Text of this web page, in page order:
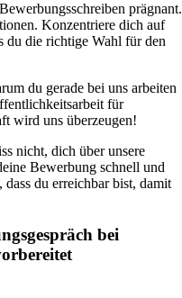
prägnant.
Konzentriere dich auf
du die richtige Wahl für den
du gerade bei uns arbeiten
für
wird uns überzeugen!
nicht, dich über unsere
Bewerbung schnell und
du erreichbar bist, damit
bei